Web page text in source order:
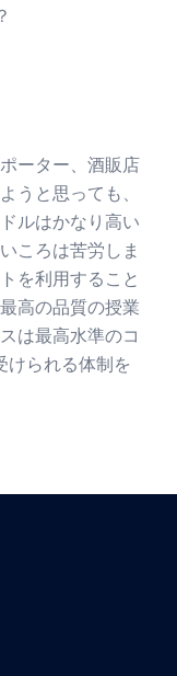
ーター、酒販店
うと思っても、
ルはかなり高い
ころは苦労しま
を利用すること
高の品質の授業
は最高水準のコ
けられる体制を